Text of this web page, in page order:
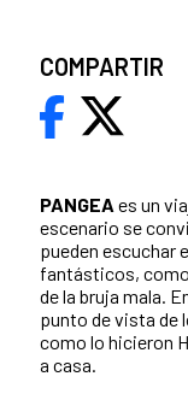
PANGEA es un
escenario se
pueden escuchar
fantásticos, como
de la bruja mala.
punto de vista de
como lo hicieron
a casa.
COMPARTIR